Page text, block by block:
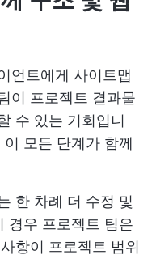
언트에게 사이트맵
이 프로젝트 결과물
수 있는 기회입니
모든 단계가 함께
한 차례 더 수정 및
경우 프로젝트 팀은
항이 프로젝트 범위